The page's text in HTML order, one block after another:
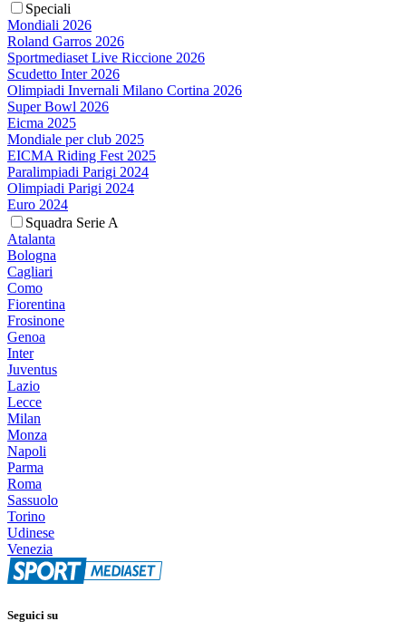
Speciali
Mondiali 2026
Roland Garros 2026
Sportmediaset Live Riccione 2026
Scudetto Inter 2026
Olimpiadi Invernali Milano Cortina 2026
Super Bowl 2026
Eicma 2025
Mondiale per club 2025
EICMA Riding Fest 2025
Paralimpiadi Parigi 2024
Olimpiadi Parigi 2024
Euro 2024
Squadra Serie A
Atalanta
Bologna
Cagliari
Como
Fiorentina
Frosinone
Genoa
Inter
Juventus
Lazio
Lecce
Milan
Monza
Napoli
Parma
Roma
Sassuolo
Torino
Udinese
Venezia
Seguici su